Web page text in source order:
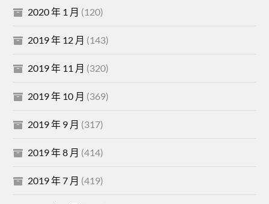
2020 年 1 月 (120)
2019 年 12 月 (143)
2019 年 11 月 (320)
2019 年 10 月 (369)
2019 年 9 月 (317)
2019 年 8 月 (414)
2019 年 7 月 (419)